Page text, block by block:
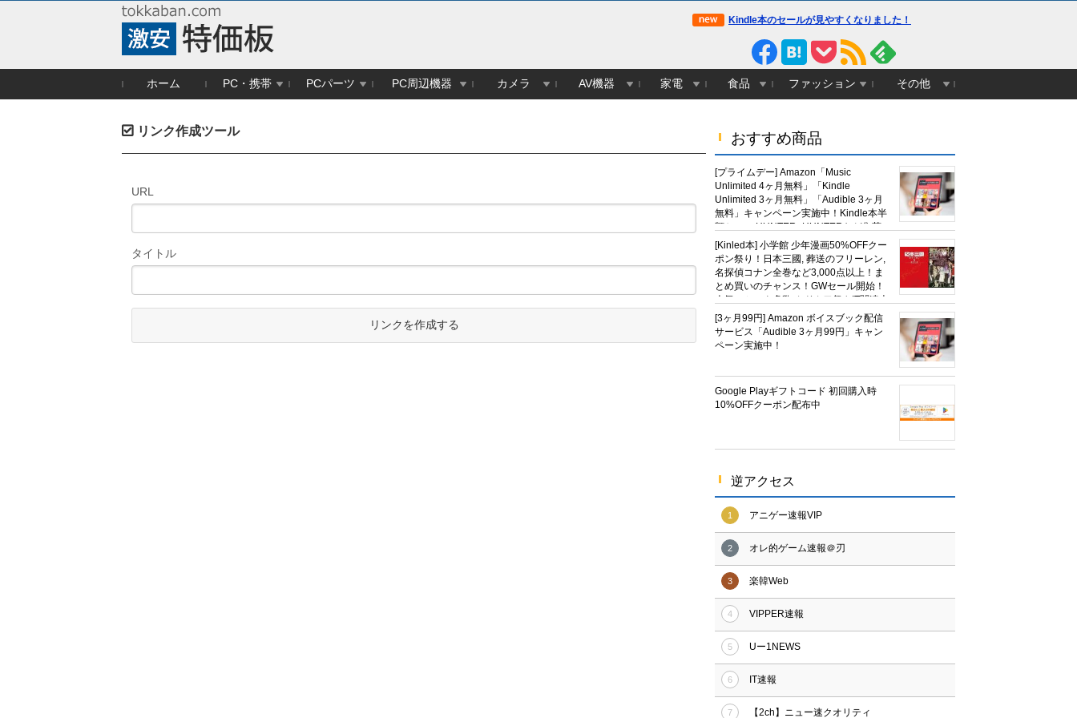
Kindle本のセールが見やすくなりました！
ホーム PC・携帯 PCパーツ PC周辺機器 カメラ AV機器 家電 食品 ファッション その他
おすすめ商品
[プライムデー] Amazon「Music
Unlimited 4ヶ月無料」「Kindle
Unlimited 3ヶ月無料」「Audible 3ヶ月
無料」キャンペーン実施中！Kindle本半
額セール HUNTER×HUNTERなど集英
社、無職転生,幼女戦記など
KADOKAWA、キャプテン翼100円セー
ルも！
[Kinled本] 小学館 少年漫画50%OFFクー
ポン祭り！日本三國, 葬送のフリーレン,
名探偵コナン全巻など3,000点以上！ま
とめ買いのチャンス！GWセール開始！
人気コミック多数 カドカワ祭やIT関連本
がセールに！
[3ヶ月99円] Amazon ボイスブック配信
サービス「Audible 3ヶ月99円」キャン
ペーン実施中！
Google Playギフトコード 初回購入時
10%OFFクーポン配布中
逆アクセス
1 アニゲー速報VIP
2 オレ的ゲーム速報＠刃
3 楽韓Web
4 VIPPER速報
5 Uー1NEWS
6 IT速報
7 【2ch】ニュー速クオリティ
リンク作成ツール
URL
タイトル
リンクを作成する